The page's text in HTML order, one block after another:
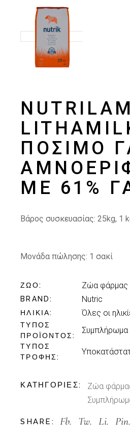
ΠΌΣΙΜΟ
ΜΕ 61%
Βάρος συσκευασίας: 25kg, 1
Μονάδα πώλησης: 1 σακί
ΖΏΟ Ζώα φάρμας
BRAND Nutric
ΗΛΙΚΊΑ Όλες οι
ΤΎΠΟΣ
ΠΡΟΪΌΝΤΟΣ
Συμπλήρωμα
ΤΎΠΟΣ
ΤΡΟΦΉΣ
ΚΑΤΗΓΟΡΊΕΣ: Ζώα
SHARE: Fb. Tw. Li. Pin.